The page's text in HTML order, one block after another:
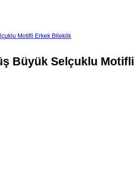
Büyük Selçuklu Motifli